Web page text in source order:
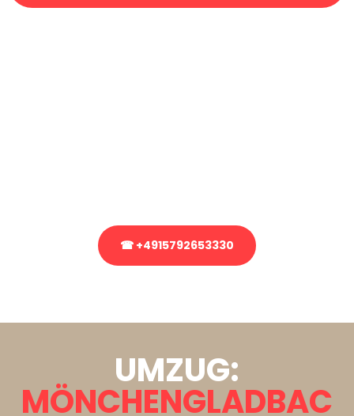
☎ +4915792653330
UMZUG:
MÖNCHENGLADBAC